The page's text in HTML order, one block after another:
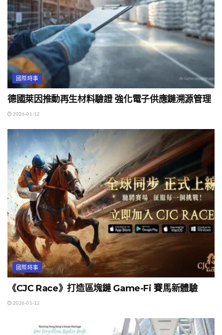
國際時事
德國萊因推動再生材料驗證 強化電子供應鏈溯源管理
2026-01-12
國際時事
《CJC Race》打造區塊鏈 Game-Fi 賽馬新體驗
2026-01-12